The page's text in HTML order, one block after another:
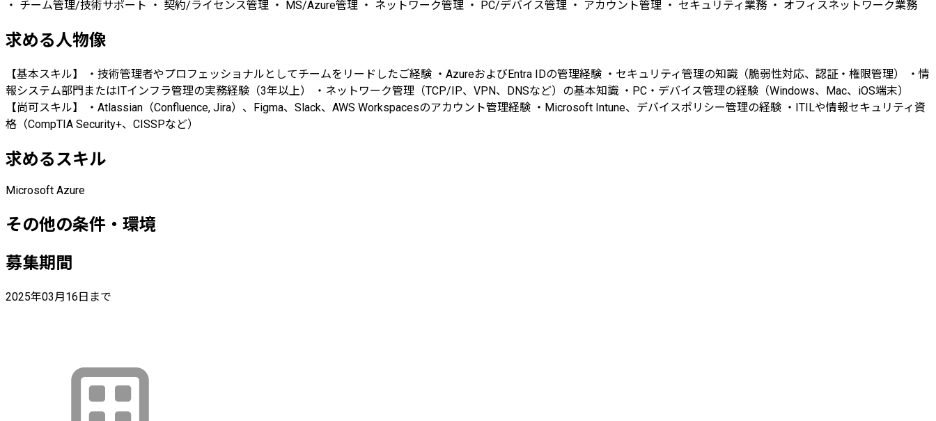
・ チーム管理/技術サポート ・ 契約/ライセンス管理 ・ MS/Azure管理 ・ ネットワーク管理 ・ PC/デバイス管理 ・ アカウント管理 ・ セキュリティ業務 ・ オフィスネットワーク業務
求める人物像
【基本スキル】 ・技術管理者やプロフェッショナルとしてチームをリードしたご経験 ・AzureおよびEntra IDの管理経験 ・セキュリティ管理の知識（脆弱性対応、認証・権限管理） ・情
報システム部門またはITインフラ管理の実務経験（3年以上） ・ネットワーク管理（TCP/IP、VPN、DNSなど）の基本知識 ・PC・デバイス管理の経験（Windows、Mac、iOS端末）
【尚可スキル】 ・Atlassian（Confluence, Jira）、Figma、Slack、AWS Workspacesのアカウント管理経験 ・Microsoft Intune、デバイスポリシー管理の経験 ・ITILや情報セキュリティ資
格（CompTIA Security+、CISSPなど）
求めるスキル
Microsoft Azure
その他の条件・環境
募集期間
2025年03月16日まで